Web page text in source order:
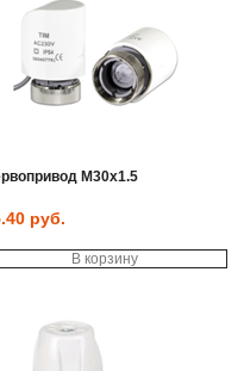
M30x1.5
руб.
В корзину